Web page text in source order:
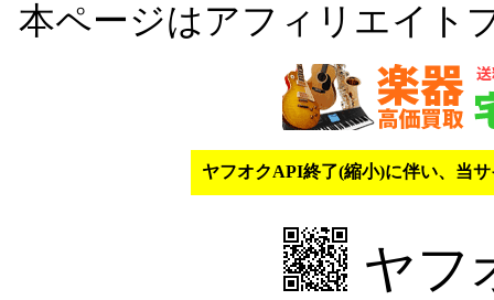
本ページはアフィリエイト
ヤフオクAPI終了(縮小)に伴い、当
ヤフ